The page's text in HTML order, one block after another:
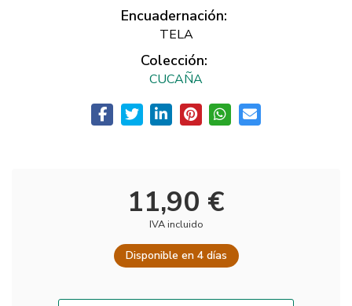
Encuadernación:
TELA
Colección:
CUCAÑA
11,90 €
IVA incluido
Disponible en 4 días